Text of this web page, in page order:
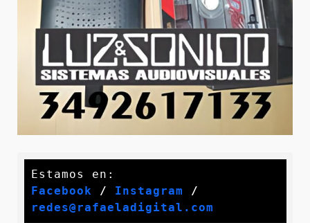
Facebook / Instagram /
redes@rafaeladigital.com